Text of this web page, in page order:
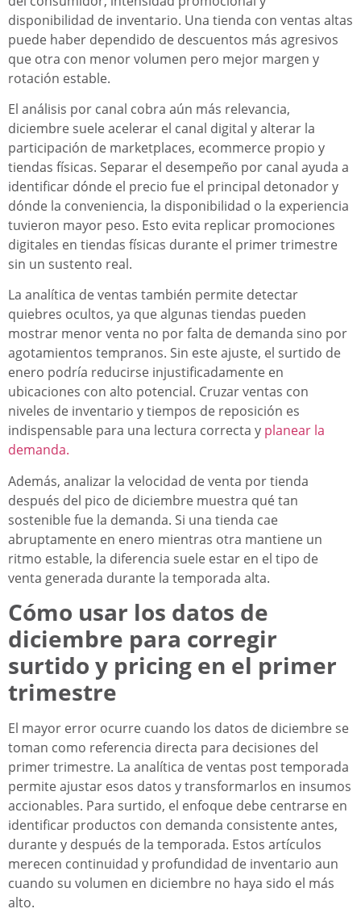
disponibilidad de inventario. Una tienda con ventas altas
puede haber dependido de descuentos más agresivos
que otra con menor volumen pero mejor margen y
rotación estable.
El análisis por canal cobra aún más relevancia,
diciembre suele acelerar el canal digital y alterar la
participación de marketplaces, ecommerce propio y
tiendas físicas. Separar el desempeño por canal ayuda a
identificar dónde el precio fue el principal detonador y
dónde la conveniencia, la disponibilidad o la experiencia
tuvieron mayor peso. Esto evita replicar promociones
digitales en tiendas físicas durante el primer trimestre
sin un sustento real.
La analítica de ventas también permite detectar
quiebres ocultos, ya que algunas tiendas pueden
mostrar menor venta no por falta de demanda sino por
agotamientos tempranos. Sin este ajuste, el surtido de
enero podría reducirse injustificadamente en
ubicaciones con alto potencial. Cruzar ventas con
niveles de inventario y tiempos de reposición es
indispensable para una lectura correcta y planear la
demanda.
Además, analizar la velocidad de venta por tienda
después del pico de diciembre muestra qué tan
sostenible fue la demanda. Si una tienda cae
abruptamente en enero mientras otra mantiene un
ritmo estable, la diferencia suele estar en el tipo de
venta generada durante la temporada alta.
Cómo usar los datos de
diciembre para corregir
surtido y pricing en el primer
trimestre
El mayor error ocurre cuando los datos de diciembre se
toman como referencia directa para decisiones del
primer trimestre. La analítica de ventas post temporada
permite ajustar esos datos y transformarlos en insumos
accionables. Para surtido, el enfoque debe centrarse en
identificar productos con demanda consistente antes,
durante y después de la temporada. Estos artículos
merecen continuidad y profundidad de inventario aun
cuando su volumen en diciembre no haya sido el más
alto.